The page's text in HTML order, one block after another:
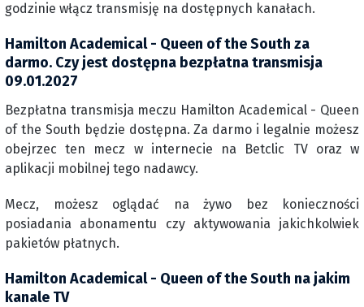
godzinie włącz transmisję na dostępnych kanałach.
Hamilton Academical - Queen of the South za
darmo. Czy jest dostępna bezpłatna transmisja
09.01.2027
Bezpłatna transmisja meczu Hamilton Academical - Queen
of the South będzie dostępna. Za darmo i legalnie możesz
obejrzec ten mecz w internecie na Betclic TV oraz w
aplikacji mobilnej tego nadawcy.
Mecz, możesz oglądać na żywo bez konieczności
posiadania abonamentu czy aktywowania jakichkolwiek
pakietów płatnych.
Hamilton Academical - Queen of the South na jakim
kanale TV